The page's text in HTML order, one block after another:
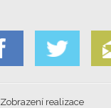
Zobrazení realizace